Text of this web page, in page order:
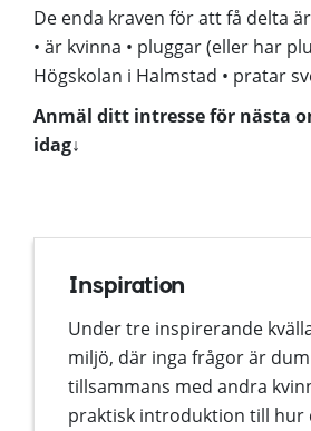
De enda kraven för att få delta
• är kvinna • pluggar (eller har
Högskolan i Halmstad • pratar
Anmäl ditt intresse för nästa
idag↓
Inspiration
Under tre inspirerande
miljö, där inga frågor är
tillsammans med andra
praktisk introduktion till hur